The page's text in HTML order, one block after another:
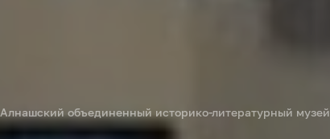
Алнашский объединенный историко-литературный музей